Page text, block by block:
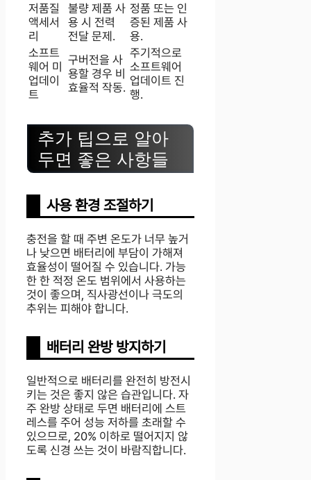
저품질
액세서
리
불량 제품 사
용 시 전력
전달 문제.
정품 또는 인
증된 제품 사
용.
소프트
웨어 미
업데이
트
구버전을 사
용할 경우 비
효율적 작동.
주기적으로
소프트웨어
업데이트 진
행.
추가 팁으로 알아
두면 좋은 사항들
사용 환경 조절하기
충전을 할 때 주변 온도가 너무 높거
나 낮으면 배터리에 부담이 가해져
효율성이 떨어질 수 있습니다. 가능
한 한 적정 온도 범위에서 사용하는
것이 좋으며, 직사광선이나 극도의
추위는 피해야 합니다.
배터리 완방 방지하기
일반적으로 배터리를 완전히 방전시
키는 것은 좋지 않은 습관입니다. 자
주 완방 상태로 두면 배터리에 스트
레스를 주어 성능 저하를 초래할 수
있으므로, 20% 이하로 떨어지지 않
도록 신경 쓰는 것이 바람직합니다.